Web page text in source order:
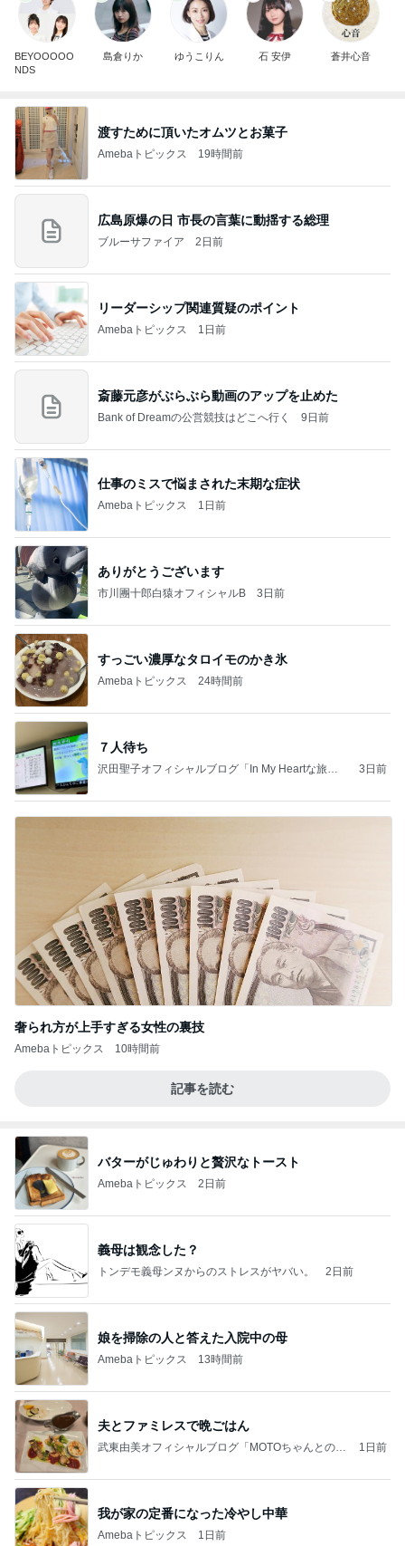
BEYOOOOO
NDS
島倉りか ゆうこりん 石 安伊 蒼井心音
渡すために頂いたオムツとお菓子
Amebaトピックス 19時間前
広島原爆の日 市長の言葉に動揺する総理
ブルーサファイア 2日前
リーダーシップ関連質疑のポイント
Amebaトピックス 1日前
斎藤元彦がぶらぶら動画のアップを止めた
Bank of Dreamの公営競技はどこへ行く 9日前
仕事のミスで悩まされた末期な症状
Amebaトピックス 1日前
ありがとうございます
市川團十郎白猿オフィシャルB 3日前
すっごい濃厚なタロイモのかき氷
Amebaトピックス 24時間前
７人待ち
沢田聖子オフィシャルブログ「In My Heartな旅日
3日前
奢られ方が上手すぎる女性の裏技
Amebaトピックス 10時間前
記事を読む
バターがじゅわりと贅沢なトースト
Amebaトピックス 2日前
義母は観念した？
トンデモ義母ンヌからのストレスがヤバい。 2日前
娘を掃除の人と答えた入院中の母
Amebaトピックス 13時間前
夫とファミレスで晩ごはん
武東由美オフィシャルブログ「MOTOちゃんとのは
1日前
我が家の定番になった冷やし中華
Amebaトピックス 1日前